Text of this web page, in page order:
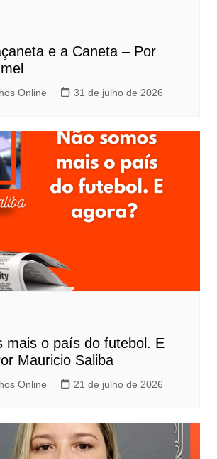
e a Caneta – Por
Online 31 de julho de 2026
mais o país do futebol. E
Mauricio Saliba
Online 21 de julho de 2026